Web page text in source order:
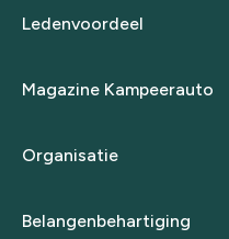
Ledenvoordeel
Magazine Kampeerauto
Organisatie
Belangenbehartiging